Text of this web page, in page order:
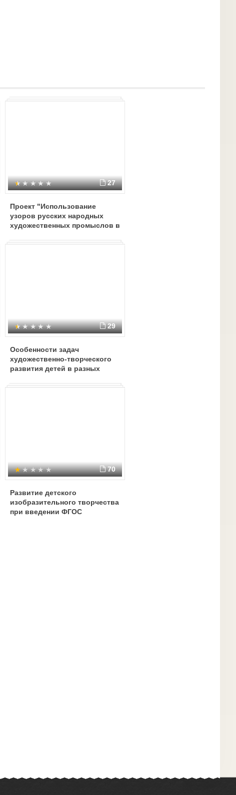
27
Проект "Использование
узоров русских народных
художественных промыслов в
29
Особенности задач
художественно-творческого
развития детей в разных
70
Развитие детского
изобразительного творчества
при введении ФГОС